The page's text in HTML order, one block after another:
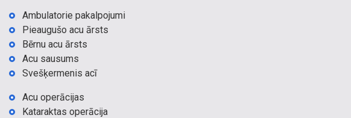
Ambulatorie pakalpojumi
Pieaugušo acu ārsts
Bērnu acu ārsts
Acu sausums
Svešķermenis acī
Acu operācijas
Kataraktas operācija